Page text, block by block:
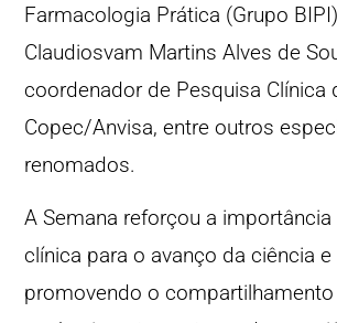
Farmacologia Prática (Grupo
Claudiosvam Martins Alves de
coordenador de Pesquisa Clínica
Copec/Anvisa, entre outros
renomados.
A Semana reforçou a
clínica para o avanço da ciência e
promovendo o